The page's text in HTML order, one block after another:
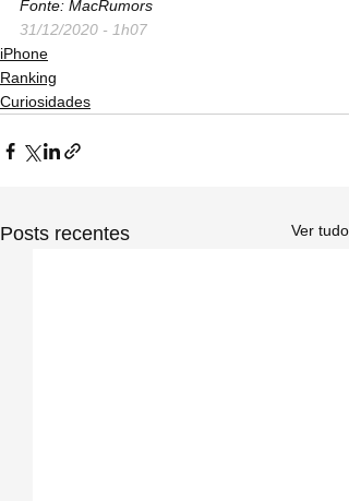
Fonte: MacRumors
31/12/2020 - 1h07
iPhone
Ranking
Curiosidades
Posts recentes Ver tudo